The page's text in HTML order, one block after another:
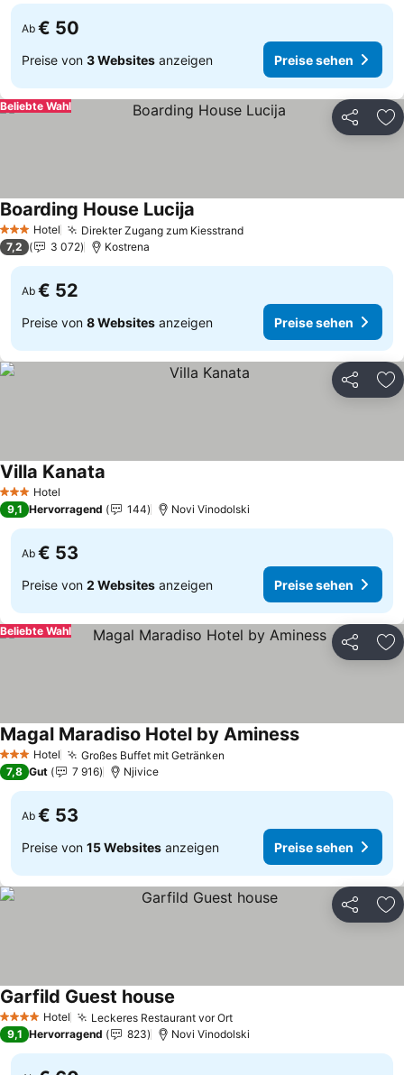
Ab € 50
Preise von 3 Websites anzeigen Preise sehen
Teilen
Beliebte Wahl
3 SterneHotel Direkter Zugang zum Kiesstrand
Boarding House Lucija
7,2 3 072 Kostrena
Ab € 52
Preise von 8 Websites anzeigen Preise sehen
Teilen
3 SterneHotel
Villa Kanata
9,1 Hervorragend 144 Novi Vinodolski
Ab € 53
Preise von 2 Websites anzeigen Preise sehen
Teilen
Beliebte Wahl
3 SterneHotel Großes Buffet mit Getränken
Magal Maradiso Hotel by Aminess
7,8 Gut 7 916 Njivice
Ab € 53
Preise von 15 Websites anzeigen Preise sehen
Teilen
4 Sterne Hotel Leckeres Restaurant vor Ort
Garfild Guest house
9,1 Hervorragend 823 Novi Vinodolski